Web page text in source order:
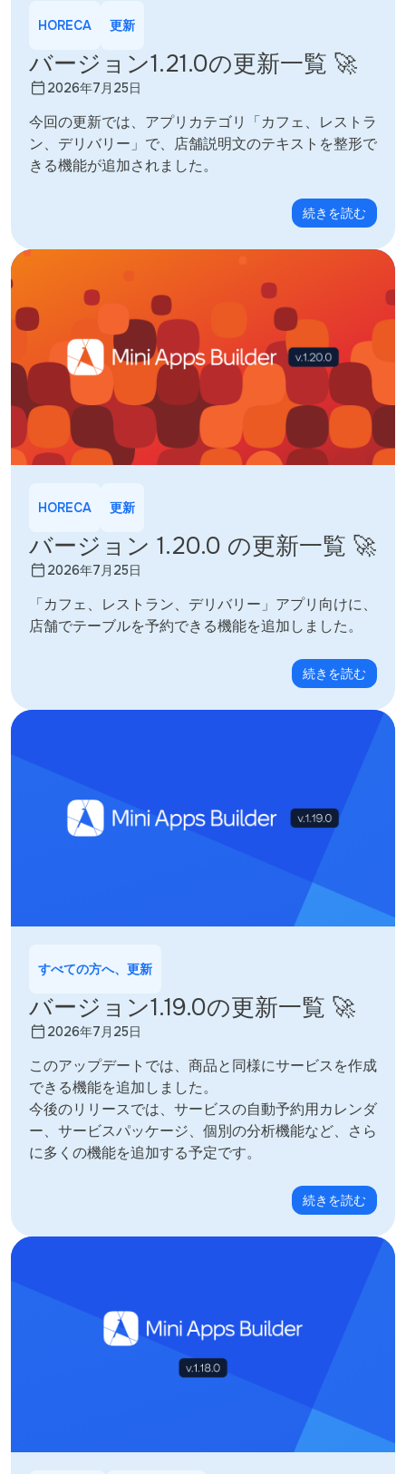
HORECA 更新
バージョン1.21.0の更新一覧 🚀
2026年7月25日
今回の更新では、アプリカテゴリ「カフェ、レストラ
ン、デリバリー」で、店舗説明文のテキストを整形で
きる機能が追加されました。
続きを読む
HORECA 更新
バージョン 1.20.0 の更新一覧 🚀
2026年7月25日
「カフェ、レストラン、デリバリー」アプリ向けに、
店舗でテーブルを予約できる機能を追加しました。
続きを読む
すべての方へ、更新
バージョン1.19.0の更新一覧 🚀
2026年7月25日
このアップデートでは、商品と同様にサービスを作成
できる機能を追加しました。
今後のリリースでは、サービスの自動予約用カレンダ
ー、サービスパッケージ、個別の分析機能など、さら
に多くの機能を追加する予定です。
続きを読む